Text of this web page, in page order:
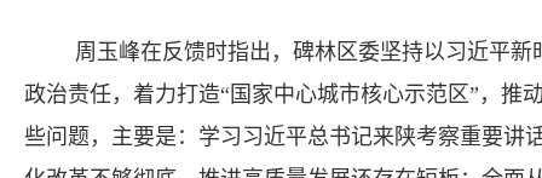
周玉峰在反馈时指出，碑林区委坚持以习近平
政治责任，着力打造“国家中心城市核心示范区”，推
些问题，主要是：学习习近平总书记来陕考察重要讲